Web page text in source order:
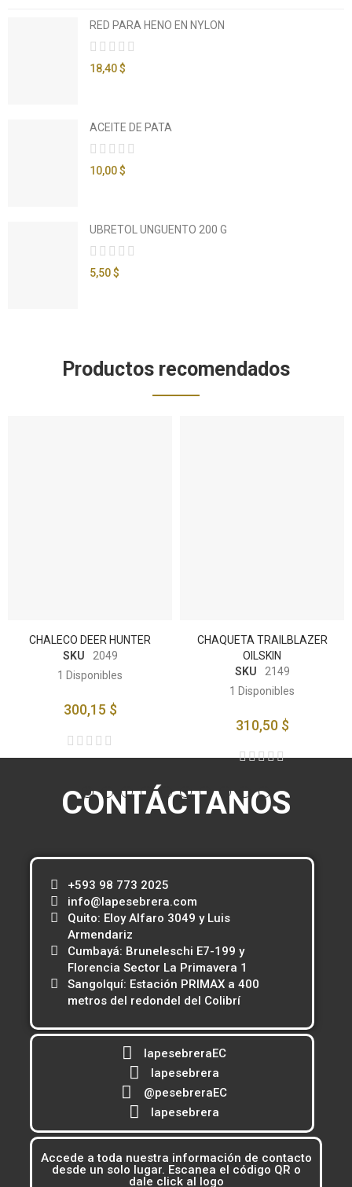
RED PARA HENO EN NYLON
18,40 $
ACEITE DE PATA
10,00 $
UBRETOL UNGUENTO 200 G
5,50 $
Productos recomendados
CHALECO DEER HUNTER
SKU
2049
1 Disponibles
300,15 $
CHAQUETA TRAILBLAZER
OILSKIN
SKU
2149
1 Disponibles
310,50 $
CONTÁCTANOS
+593 98 773 2025
info@lapesebrera.com
Quito: Eloy Alfaro 3049 y Luis
Armendariz
Cumbayá: Bruneleschi E7-199 y
Florencia Sector La Primavera 1
Sangolquí: Estación PRIMAX a 400
metros del redondel del Colibrí
lapesebreraEC
lapesebrera
@pesebreraEC
lapesebrera
Accede a toda nuestra información de contacto
desde un solo lugar. Escanea el código QR o
dale click al logo